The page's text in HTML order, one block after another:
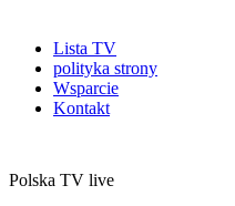
Lista TV
polityka strony
Wsparcie
Kontakt
Polska TV live